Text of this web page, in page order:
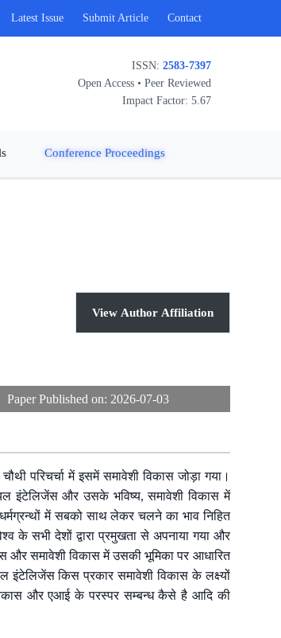
Latest Issue Submit Article Contact
ISSN: 2583-7397
Open Access • Peer Reviewed
Impact Factor: 5.67
Conference Proceedings
View Author Affiliation
Paper Published on: 2026-07-03
परिचर्चा में इसमें समावेशी विकास जोड़ा गया।
इंटेलिजेंस और उसके भविष्य, समावेशी विकास में
में सबको साथ लेकर चलने का भाव निहित
के सभी देशों द्वारा प्रमुखता से अपनाया गया और
और समावेशी विकास में उसकी भूमिका पर आधारित
किस प्रकार समावेशी विकास के लक्ष्यों
और एआई के परस्पर सम्बन्ध कैसे है आदि की